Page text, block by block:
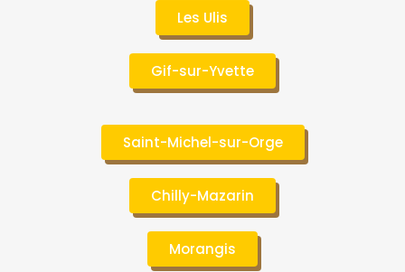
Les Ulis
Gif-sur-Yvette
Saint-Michel-sur-Orge
Chilly-Mazarin
Morangis